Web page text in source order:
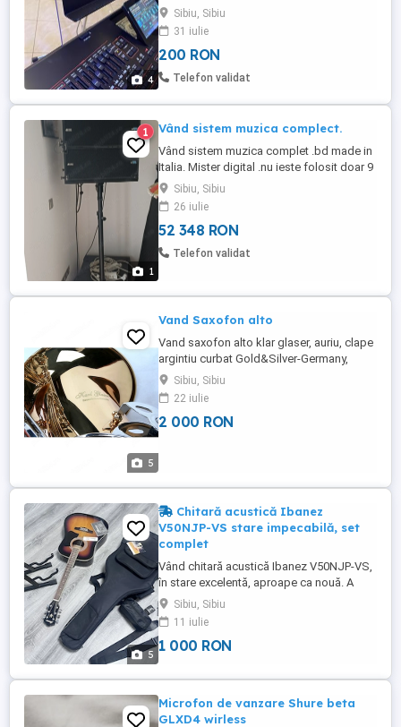
4
rezistent, finisaj curat Se montează ușor
pe sistemul original Korg Transparent +
suport de sprijin solid Ideal pentru
muzicieni care doresc un suport stabil și
discret Trimit în țară prin curier sau livrare
Sibiu, Sibiu
31 iulie
200 RON
Telefon validat
1
1 Vând sistem muzica complect.
Vând sistem muzica complet .bd made in
Italia. Mister digital .nu ieste folosit doar 9
evenimente am avut cu iel.
Sibiu, Sibiu
26 iulie
52 348 RON
Telefon validat
5
Vand Saxofon alto
Vand saxofon alto klar glaser, auriu, clape
argintiu curbat Gold&Silver-Germany,
saxofonul este nou nouț, nefolosit nici
macar odata
Sibiu, Sibiu
22 iulie
2 000 RON
5
Chitară acustică Ibanez
V50NJP-VS stare impecabilă, set
complet
Vând chitară acustică Ibanez V50NJP-VS,
în stare excelentă, aproape ca nouă. A
fost folosită foarte puțin și a fost păstrată
cu grijă. Se vinde împreună cu toate
accesoriile necesare: husă; curea; stativ;
capodastru; acordor; set de corzi de
pachet. Este perfectă ...
Sibiu, Sibiu
11 iulie
1 000 RON
Microfon de vanzare Shure beta
GLXD4 wirless